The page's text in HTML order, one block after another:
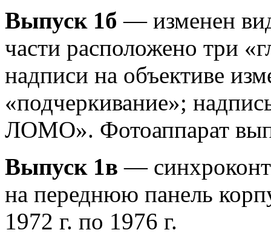
Выпуск 1б — изменен
части расположено три
надписи на объективе
«подчеркивание»;
ЛОМО». Фотоаппарат
Выпуск 1в —
на переднюю панель
1972 г. по 1976 г.